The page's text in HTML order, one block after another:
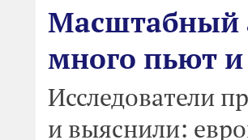
Масштабный
много пьют и
Исследователи
и выяснили: